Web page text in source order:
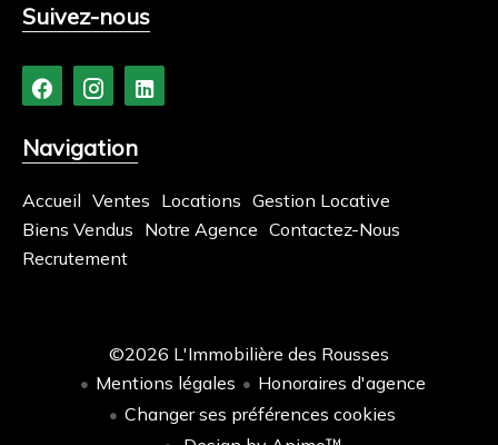
Suivez-nous
Navigation
Accueil Ventes Locations Gestion Locative
Biens Vendus Notre Agence Contactez-Nous
Recrutement
©2026 L'Immobilière des Rousses
Mentions légales
Honoraires d'agence
Changer ses préférences cookies